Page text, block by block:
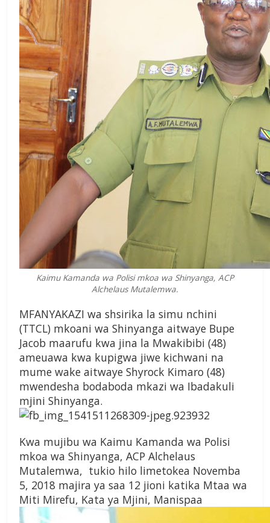
Kaimu Kamanda wa Polisi mkoa wa Shinyanga, ACP
Alchelaus Mutalemwa.
MFANYAKAZI wa shsirika la simu nchini
(TTCL) mkoani wa Shinyanga aitwaye Bupe
Jacob maarufu kwa jina la Mwakibibi (48)
ameuawa kwa kupigwa jiwe kichwani na
mume wake aitwaye Shyrock Kimaro (48)
mwendesha bodaboda mkazi wa Ibadakuli
mjini Shinyanga.
Kwa mujibu wa Kaimu Kamanda wa Polisi
mkoa wa Shinyanga, ACP Alchelaus
Mutalemwa, tukio hilo limetokea Novemba
5, 2018 majira ya saa 12 jioni katika Mtaa wa
Miti Mirefu, Kata ya Mjini, Manispaa